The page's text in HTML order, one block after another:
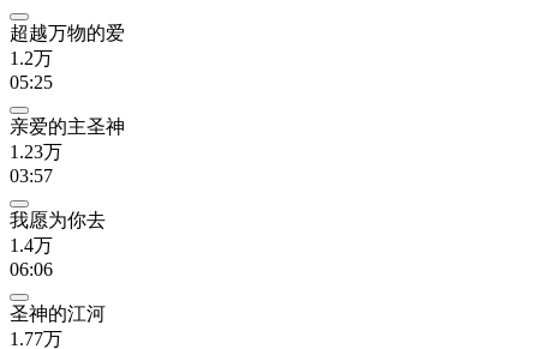
超越万物的爱
1.2万
05:25
亲爱的主圣神
1.23万
03:57
我愿为你去
1.4万
06:06
圣神的江河
1.77万